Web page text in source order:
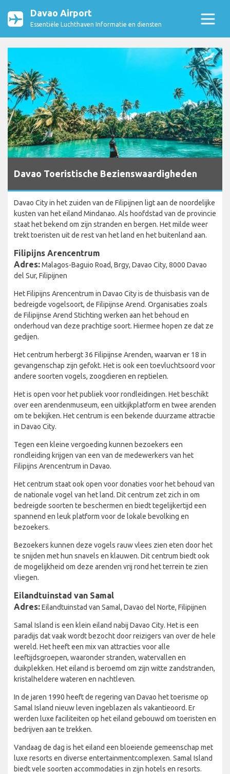
Davao Airport
Essentiële Luchthaven Informatie en diensten
Davao Toeristische Bezienswaardigheden
Davao City in het zuiden van de Filipijnen ligt aan de noordelijke
kusten van het eiland Mindanao. Als hoofdstad van de provincie
staat het bekend om zijn stranden en bergen. Het milde weer
trekt toeristen uit de rest van het land en het buitenland aan.
Filipijns Arencentrum
Adres:Malagos-Baguio Road, Brgy, Davao City, 8000 Davao
del Sur, Filipijnen
Het Filipijns Arencentrum in Davao City is de thuisbasis van de
bedreigde vogelsoort, de Filipijnse Arend. Organisaties zoals
de Filipijnse Arend Stichting werken aan het behoud en
onderhoud van deze prachtige soort. Hiermee hopen ze dat ze
gedijen.
Het centrum herbergt 36 Filipijnse Arenden, waarvan er 18 in
gevangenschap zijn gefokt. Het is ook een toevluchtsoord voor
andere soorten vogels, zoogdieren en reptielen.
Het is open voor het publiek voor rondleidingen. Het beschikt
over een arendenmuseum, een uitkijkplatform en twee arenden
om te bekijken. Het centrum is een bekende duurzame attractie
in Davao City.
Tegen een kleine vergoeding kunnen bezoekers een
rondleiding krijgen van een van de medewerkers van het
Filipijns Arencentrum in Davao.
Het centrum staat ook open voor donaties voor het behoud van
de nationale vogel van het land. Dit centrum zet zich in om
bedreigde soorten te beschermen en biedt tegelijkertijd een
spannend en leuk platform voor de lokale bevolking en
bezoekers.
Bezoekers kunnen deze vogels rauw vlees zien eten door het
te snijden met hun snavels en klauwen. Dit centrum biedt ook
de mogelijkheid om deze arenden vrij rond het terrein te zien
vliegen.
Eilandtuinstad van Samal
Adres:Eilandtuinstad van Samal, Davao del Norte, Filipijnen
Samal Island is een klein eiland nabij Davao City. Het is een
paradijs dat vaak wordt bezocht door reizigers van over de hele
wereld. Het heeft een mix van attracties voor alle
leeftijdsgroepen, waaronder stranden, watervallen en
duikplekken. Het eiland is beroemd om zijn witte zandstranden,
kristalheldere wateren en nachtleven.
In de jaren 1990 heeft de regering van Davao het toerisme op
Samal Island nieuw leven ingeblazen als vakantieoord. Er
werden luxe faciliteiten op het eiland gebouwd om toeristen en
bedrijven aan te trekken.
Vandaag de dag is het eiland een bloeiende gemeenschap met
luxe resorts en diverse entertainmentcomplexen. Samal Island
biedt vele soorten accommodaties in zijn hotels en resorts.